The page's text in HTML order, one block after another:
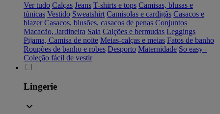
Ver tudo Calças Jeans T-shirts e tops Camisas, blusas e
túnicas Vestido Sweatshirt Camisolas e cardigãs Casacos e
blazer Casacos, blusões, casacos de penas Conjuntos
Macacão, Jardineira Saia Calções e bermudas Leggings
Pijama, Camisa de noite Meias-calças e meias Fatos de banho
Roupões de banho e robes Desporto Maternidade So easy -
Coleção fácil de vestir
Lingerie